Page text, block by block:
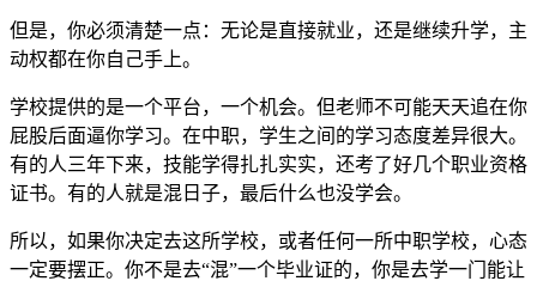
但是，你必须清楚一点：无论是直接就业，还是继续升学，主
动权都在你自己手上。
学校提供的是一个平台，一个机会。但老师不可能天天追在你
屁股后面逼你学习。在中职，学生之间的学习态度差异很大。
有的人三年下来，技能学得扎扎实实，还考了好几个职业资格
证书。有的人就是混日子，最后什么也没学会。
所以，如果你决定去这所学校，或者任何一所中职学校，心态
一定要摆正。你不是去“混”一个毕业证的，你是去学一门能让